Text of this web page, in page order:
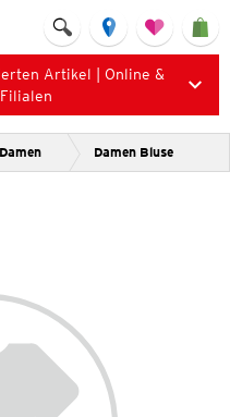
Artikel | Online &
Damen Bluse